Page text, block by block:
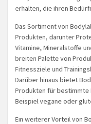
erhalten, die ihren
Das Sortiment von
Produkten, darunter
Vitamine, Mineralstoffe
breiten Palette von
Fitnessziele und
Darüber hinaus bietet
Produkten für bestimmte
Beispiel vegane oder
Ein weiterer Vorteil von